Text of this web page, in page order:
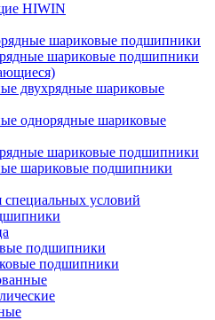
HIWIN
шариковые подшипники
шариковые подшипники
двухрядные шариковые
однорядные шариковые
шариковые подшипники
шариковые подшипники
условий
подшипники
подшипники